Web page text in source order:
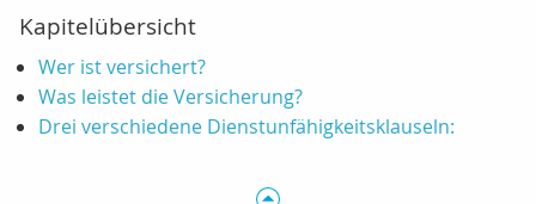
Kapitelübersicht
Wer ist versichert?
Was leistet die Versicherung?
Drei verschiedene Dienstunfähigkeitsklauseln: